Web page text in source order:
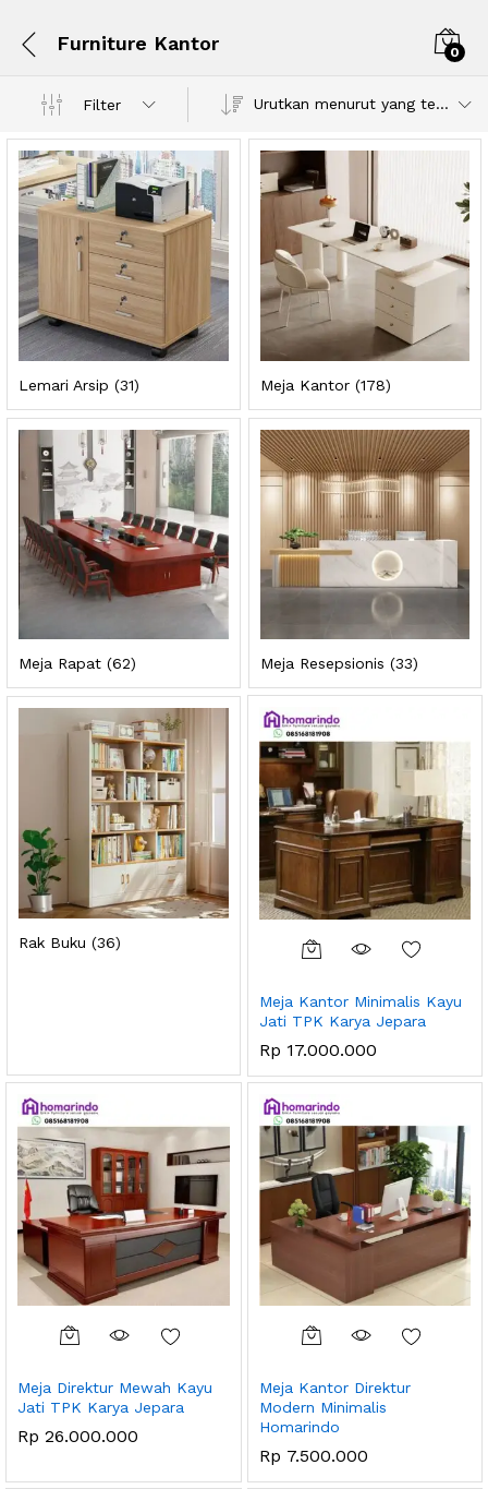
Furniture Kantor 0
Filter Urutkan menurut yang terbaru
Lemari Arsip (31) Meja Kantor (178)
Meja Rapat (62) Meja Resepsionis (33)
Rak Buku (36)
Meja Kantor Minimalis Kayu
Jati TPK Karya Jepara
Rp 17.000.000
Meja Direktur Mewah Kayu
Jati TPK Karya Jepara
Rp 26.000.000
Meja Kantor Direktur
Modern Minimalis
Homarindo
Rp 7.500.000